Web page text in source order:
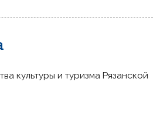
культуры и туризма Рязанской